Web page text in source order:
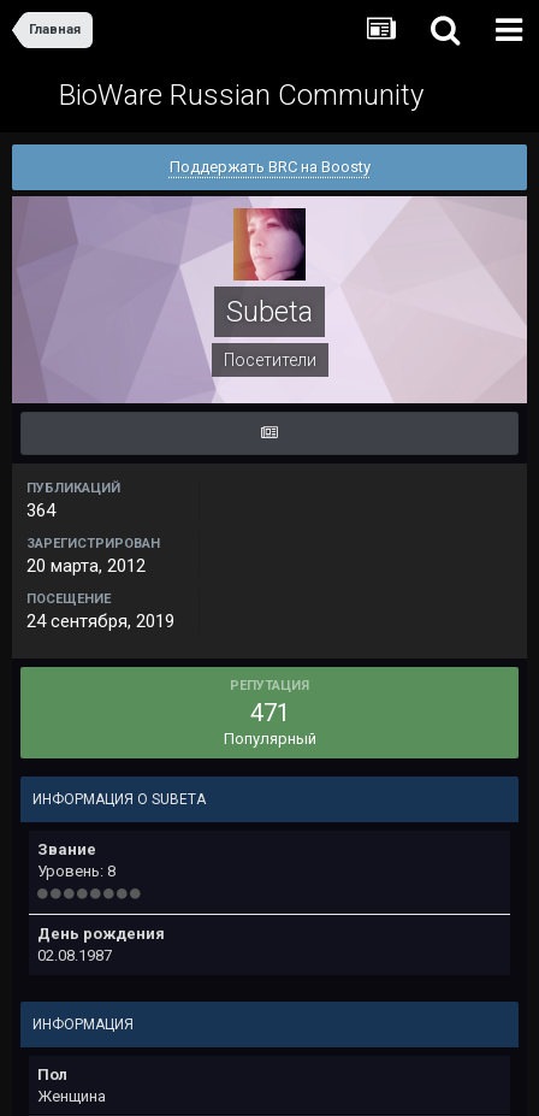
Главная
BioWare Russian Community
Поддержать BRC на Boosty
Subeta
Посетители
ПУБЛИКАЦИЙ
364
ЗАРЕГИСТРИРОВАН
20 марта, 2012
ПОСЕЩЕНИЕ
24 сентября, 2019
РЕПУТАЦИЯ
471
Популярный
ИНФОРМАЦИЯ О SUBETA
Звание
Уровень: 8
День рождения
02.08.1987
ИНФОРМАЦИЯ
Пол
Женщина